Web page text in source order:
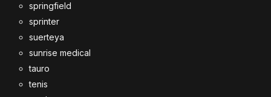
springfield
sprinter
suerteya
sunrise medical
tauro
tenis